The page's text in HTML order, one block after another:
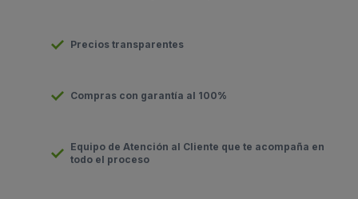
Precios transparentes
Compras con garantía al 100%
Equipo de Atención al Cliente que te acompaña en
todo el proceso